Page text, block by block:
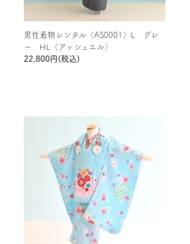
男性着物レンタル（AS0001）L グレ
ー HL（アッシュエル）
22,800円(税込)